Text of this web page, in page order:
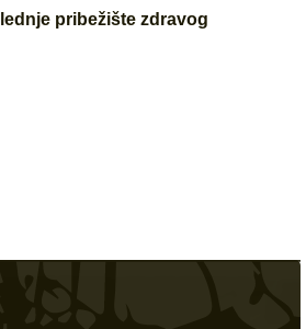
pribežište zdravog